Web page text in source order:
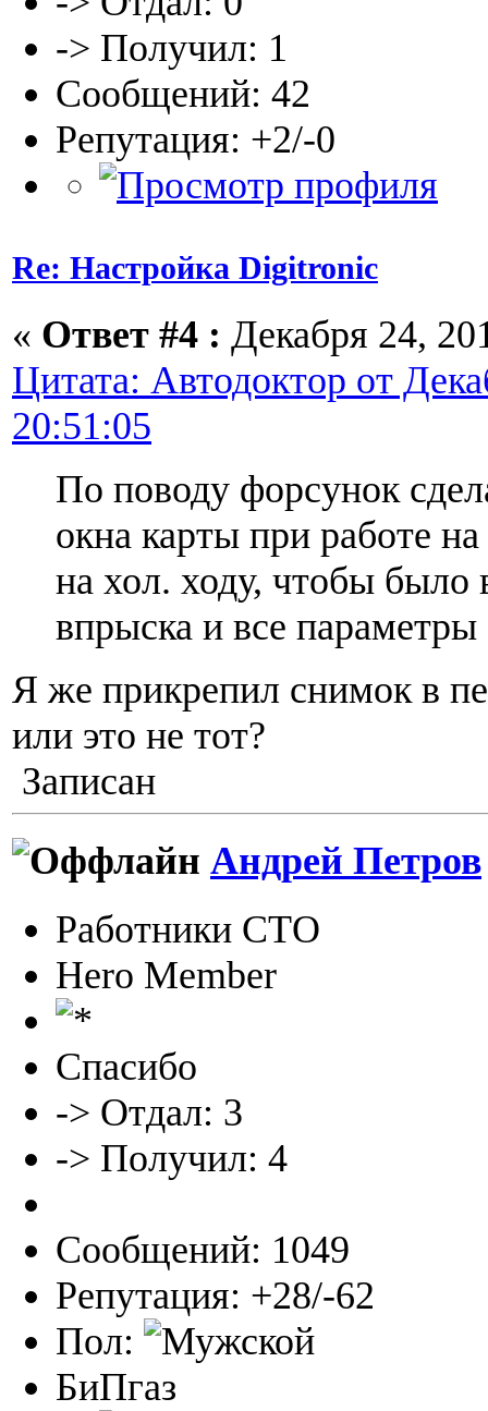
-> Получил: 1
Сообщений: 42
Репутация: +2/-0
Re: Настройка Digitronic
« Ответ #4 : Декабря 24,
Цитата: Автодоктор от
20:51:05
По поводу форсунок
окна карты при работе на
на хол. ходу, чтобы было
впрыска и все параметры
Я же прикрепил снимок в
или это не тот?
Записан
Андрей Петров
Работники СТО
Hero Member
Спасибо
-> Отдал: 3
-> Получил: 4
Сообщений: 1049
Репутация: +28/-62
Пол:
БиПгаз